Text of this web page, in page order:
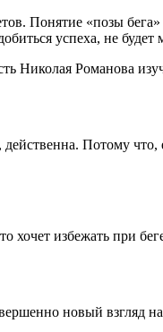
Понятие «позы
успеха, не будет
Николая Романова
Потому
хочет избежать при
новый взгляд